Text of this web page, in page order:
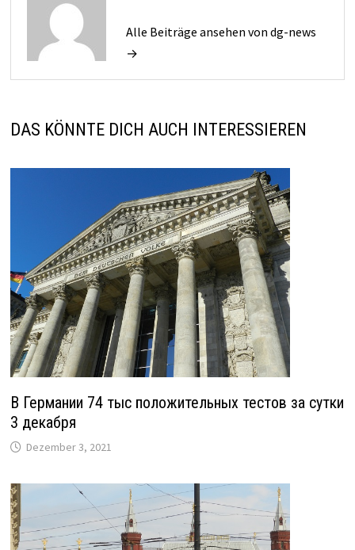
Alle Beiträge ansehen von dg-news
→
DAS KÖNNTE DICH AUCH INTERESSIEREN
В Германии 74 тыс положительных тестов за сутки
3 декабря
Dezember 3, 2021